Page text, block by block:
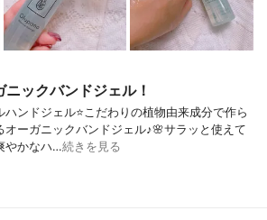
ックバンドジェル！
ンドジェル⭐️こだわりの植物由来成分で作ら
オーガニックバンドジェル♪🌸サラッと使えて
やかなハ…続きを見る